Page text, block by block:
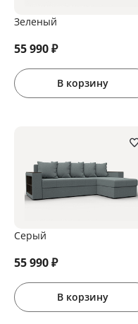
Зеленый
55 990₽
В корзину
Серый
55 990₽
В корзину